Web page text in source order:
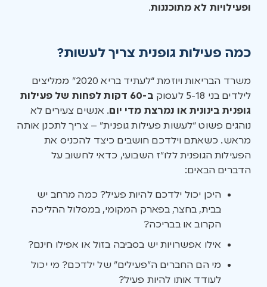
ופעילויות לא מתוכננות.
כמה פעילות גופנית צריך לעשות?
משרד הבריאות ויוזמת “לעתיד בריא 2020” ממליצים
לילדים בני 5-18 לעסוק
ב-60 דקות לפחות של פעילות
גופנית בינונית או נמרצת מדי יום. אנשים צעירים לא
נוהגים פשוט “לעשות פעילות גופנית” – צריך לתכנן אותה
מראש. כשאתם וילדכם חושבים כיצד להכניס את
הפעילות הגופנית ללו”ז השבועי, כדאי לחשוב על
הדברים הבאים:
היכן יכול ילדכם להיות פעיל? כמה מרחב יש
בבית, בחצר, בפארק המקומי, במסלול ההליכה
הקרוב או בבריכה?
אילו אפשרויות יש בסביבה בזול או אפילו חינם?
מי הם החברים ה”פעילים” של ילדכם? מי יכול
לעודד אותו להיות פעיל?